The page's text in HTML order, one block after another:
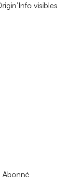
visibles
Abonné